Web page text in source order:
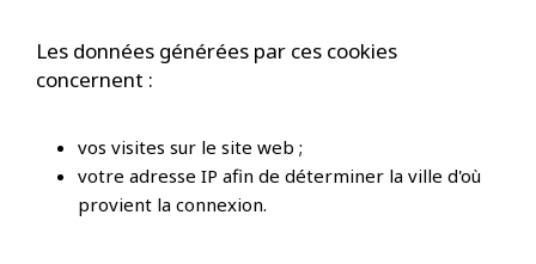
Les données générées par ces cookies
concernent :
vos visites sur le site web ;
votre adresse IP afin de déterminer la ville d'où
provient la connexion.